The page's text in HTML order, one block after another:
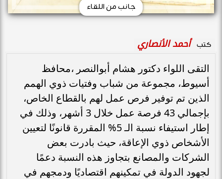
جانب من اللقاء
كتب أحمد الأنصاري
التقى اللواء دكتور هشام أبوالنصر ،محافظ
أسيوط، مجموعة من شباب وفتيات ذوي الهمم
الذين تم توفير فرص عمل لهم بالقطاع الخاص،
بإجمالي 43 فرصة عمل خلال 3 أشهر، وذلك في
إطار استيفاء نسبة الـ 5% المقررة قانونًا لتعيين
الأشخاص ذوي الإعاقة، حيث بادرت بعض
الشركات والمصانع بتجاوز هذه النسبة دعمًا
لجهود الدولة في تمكينهم اقتصاديًا ودمجهم في